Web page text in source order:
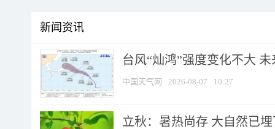
新闻资讯
台风“灿鸿”强度变化不大
中国天气网 2026-08-07 10:27
立秋：暑热尚存 大自然已